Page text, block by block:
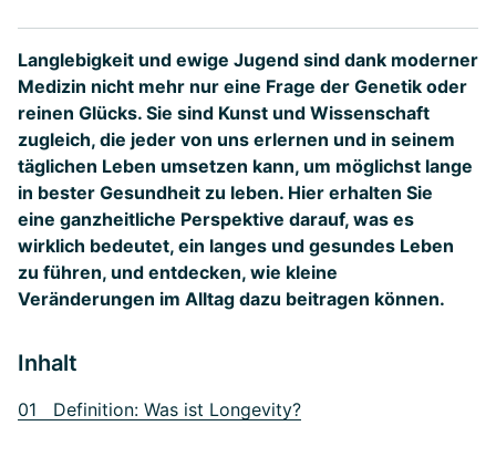
Langlebigkeit und ewige Jugend sind dank moderner
Medizin nicht mehr nur eine Frage der Genetik oder
reinen Glücks. Sie sind Kunst und Wissenschaft
zugleich, die jeder von uns erlernen und in seinem
täglichen Leben umsetzen kann, um möglichst lange
in bester Gesundheit zu leben. Hier erhalten Sie
eine ganzheitliche Perspektive darauf, was es
wirklich bedeutet, ein langes und gesundes Leben
zu führen, und entdecken, wie kleine
Veränderungen im Alltag dazu beitragen können.
Inhalt
01 Definition: Was ist Longevity?